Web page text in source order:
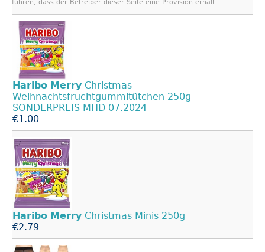
führen, dass der Betreiber dieser Seite eine Provision erhält.
Haribo Merry Christmas
Weihnachtsfruchtgummitütchen 250g
SONDERPREIS MHD 07.2024
€1.00
Haribo Merry Christmas Minis 250g
€2.79